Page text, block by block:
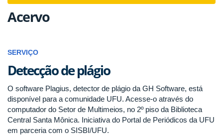
Acervo
SERVIÇO
Detecção de plágio
O software Plagius, detector de plágio da GH Software, está
disponível para a comunidade UFU. Acesse-o através do
computador do Setor de Multimeios, no 2º piso da Biblioteca
Central Santa Mônica. Iniciativa do Portal de Periódicos da UFU
em parceria com o SISBI/UFU.